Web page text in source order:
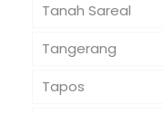
Tanah Sareal
Tangerang
Tapos